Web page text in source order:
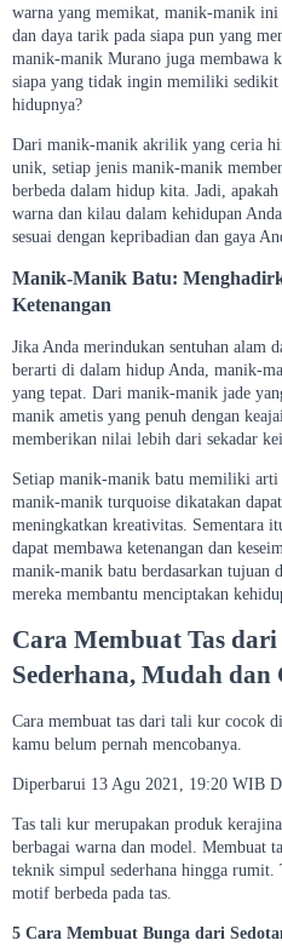
warna yang memikat, manik-manik ini
dan daya tarik pada siapa pun yang
manik-manik Murano juga membawa
siapa yang tidak ingin memiliki sedikit
hidupnya?
Dari manik-manik akrilik yang ceria
unik, setiap jenis manik-manik
berbeda dalam hidup kita. Jadi,
warna dan kilau dalam kehidupan
sesuai dengan kepribadian dan gaya
Manik-Manik Batu:
Ketenangan
Jika Anda merindukan sentuhan alam
berarti di dalam hidup Anda, manik-
yang tepat. Dari manik-manik jade
manik ametis yang penuh dengan
memberikan nilai lebih dari sekadar
Setiap manik-manik batu memiliki
manik-manik turquoise dikatakan
meningkatkan kreativitas. Sementara
dapat membawa ketenangan dan
manik-manik batu berdasarkan tujuan
mereka membantu menciptakan
Cara Membuat Tas
Sederhana, Mudah dan
Cara membuat tas dari tali kur cocok
kamu belum pernah mencobanya.
Diperbarui 13 Agu 2021, 19:20 WIB
Tas tali kur merupakan produk
berbagai warna dan model. Membuat
teknik simpul sederhana hingga
motif berbeda pada tas.
5 Cara Membuat Bunga dari